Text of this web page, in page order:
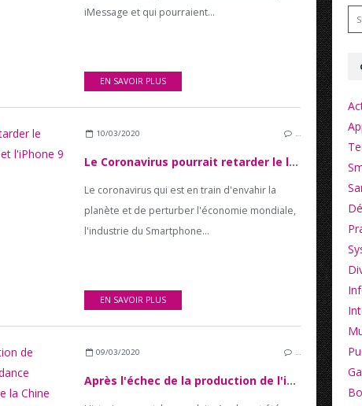
iMessage et qui pourraient...
EN SAVOIR PLUS
10/03/2020 …
Le Coronavirus pourrait retarder le lancement de l'iPhone 12 5G et l'iPhone 9
Le coronavirus qui est en train d'envahir la
planète et de perturber l'économie mondiale,
l'industrie du Smartphone...
EN SAVOIR PLUS
09/03/2020 …
Après l'échec de la production de l'iPhone 11 en Inde, la dépendance d'Apple augmente à l'égard de la Chine